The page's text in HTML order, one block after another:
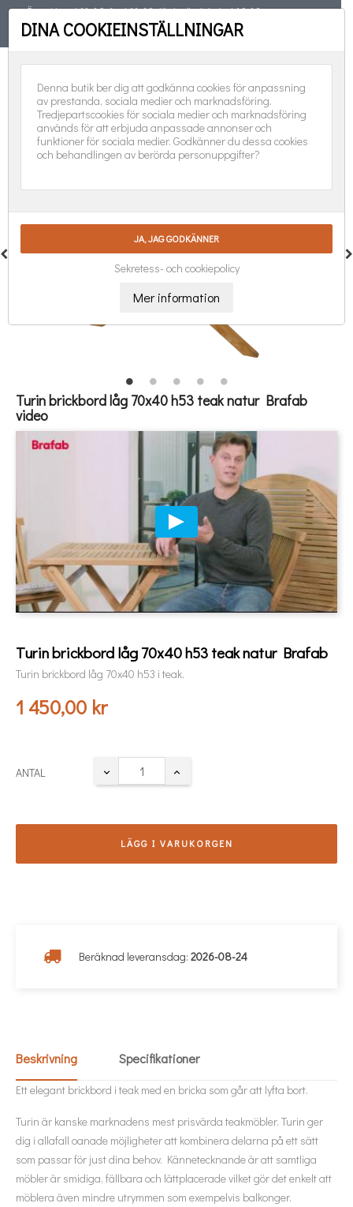
Öppet torsd 11-19, fred 11-18, lörd, sönd, helgd 10-16
TELEFON 08-551 501 31 FÖLJ OSS:
Turin brickbord låg 70x40 h53 teak natur Brafab
video
Turin brickbord låg 70x40 h53 teak natur Brafab
Turin brickbord låg 70x40 h53 i teak.
1 450,00 kr
ANTAL
LÄGG I VARUKORGEN
Beräknad leveransdag: 2026-08-24
Beskrivning Specifikationer
Ett elegant brickbord i teak med en bricka som går att lyfta bort.
Turin är kanske marknadens mest prisvärda teakmöbler. Turin ger
dig i allafall oanade möjligheter att kombinera delarna på ett sätt
som passar för just dina behov. Kännetecknande är att samtliga
möbler är smidiga, fällbara och lättplacerade vilket gör det enkelt att
möblera även mindre utrymmen som exempelvis balkonger.
DINA COOKIEINSTÄLLNINGAR
Denna butik ber dig att godkänna cookies för anpassning
av prestanda, sociala medier och marknadsföring.
Tredjepartscookies för sociala medier och marknadsföring
används för att erbjuda anpassade annonser och
funktioner för sociala medier. Godkänner du dessa cookies
och behandlingen av berörda personuppgifter?
Sekretess- och cookiepolicy